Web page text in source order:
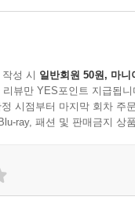
성 시 일반회원 50원, 마니
뷰만 YES포인트 지급됩니
시점부터 마지막 회차 주
ray, 패션 및 판매금지 상